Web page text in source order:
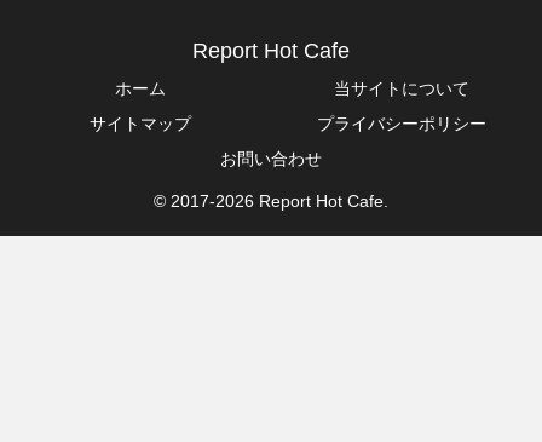
Report Hot Cafe
ホーム
当サイトについて
サイトマップ
プライバシーポリシー
お問い合わせ
© 2017-2026 Report Hot Cafe.